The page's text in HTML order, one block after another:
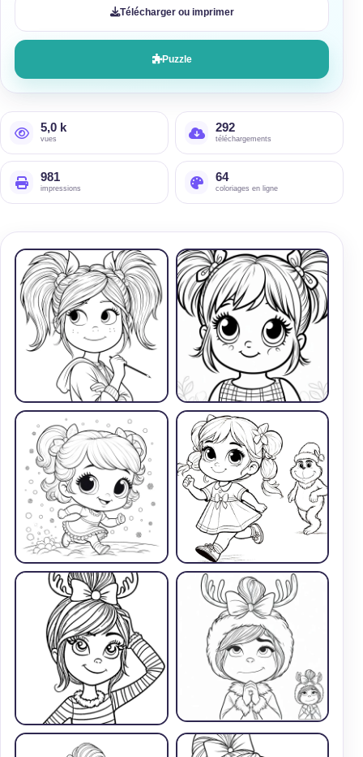
Télécharger ou imprimer
Puzzle
5,0 k
vues
292
téléchargements
981
impressions
64
coloriages en ligne